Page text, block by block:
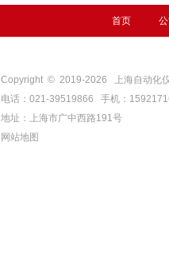
首页
Copyright © 2019-2026
上海自动化
电话：021-39519866 手机：
地址：上海市广中西路191号
网站地图